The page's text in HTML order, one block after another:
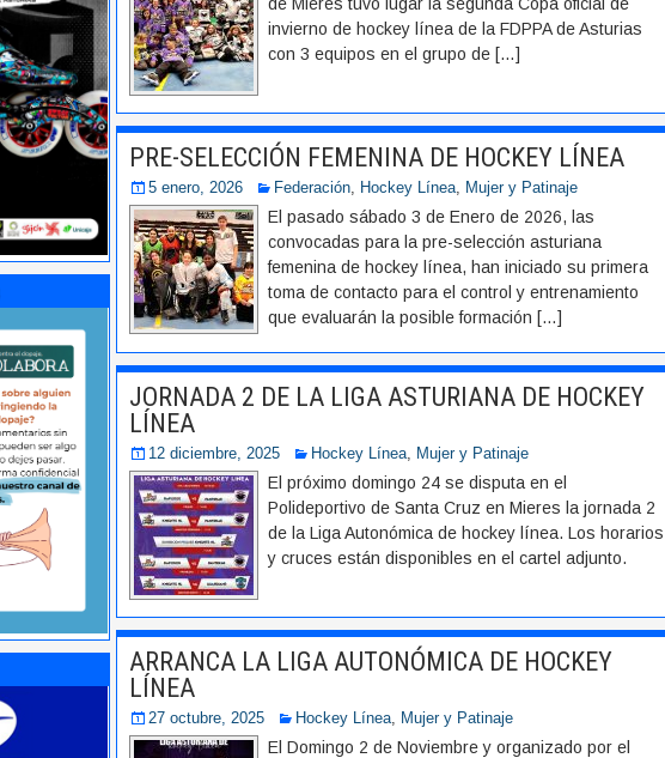
invierno de hockey línea de la FDPPA de Asturias
con 3 equipos en el grupo de […]
PRE-SELECCIÓN FEMENINA DE HOCKEY LÍNEA
5 enero, 2026 Federación, Hockey Línea, Mujer y Patinaje
El pasado sábado 3 de Enero de 2026, las
convocadas para la pre-selección asturiana
femenina de hockey línea, han iniciado su primera
toma de contacto para el control y entrenamiento
que evaluarán la posible formación […]
JORNADA 2 DE LA LIGA ASTURIANA DE HOCKEY
LÍNEA
12 diciembre, 2025 Hockey Línea, Mujer y Patinaje
El próximo domingo 24 se disputa en el
Polideportivo de Santa Cruz en Mieres la jornada 2
de la Liga Autonómica de hockey línea. Los horarios
y cruces están disponibles en el cartel adjunto.
ARRANCA LA LIGA AUTONÓMICA DE HOCKEY
LÍNEA
27 octubre, 2025 Hockey Línea, Mujer y Patinaje
El Domingo 2 de Noviembre y organizado por el